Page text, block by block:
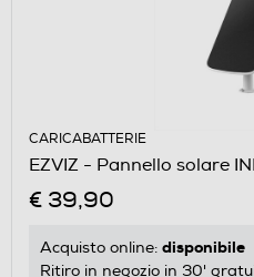
CARICABATTERIE
EZVIZ - Pannello solare
€ 39,90
Acquisto online: disponibile
Ritiro in negozio in 30'